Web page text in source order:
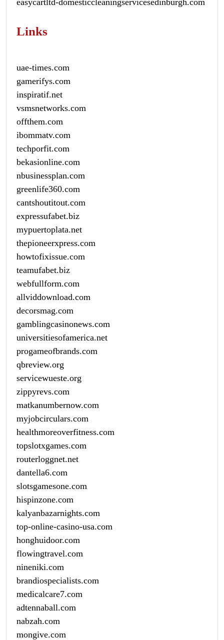
Links
uae-times.com
gamerifys.com
inspiratif.net
vsmsnetworks.com
offthem.com
ibommatv.com
techporfit.com
bekasionline.com
nbusinessplan.com
greenlife360.com
cantshoutitout.com
expressufabet.biz
mypuertoplata.net
thepioneerxpress.com
howtofixissue.com
teamufabet.biz
webfullform.com
allviddownload.com
decorsmag.com
gamblingcasinonews.com
universitiesofamerica.net
progameofbrands.com
qbreview.org
servicewueste.org
zippyrevs.com
matkanumbernow.com
myjobcirculars.com
healthmoreoverfitness.com
topslotxgames.com
routerloggnet.net
dantella6.com
slotsgamesone.com
hispinzone.com
kalyanbazarnights.com
top-online-casino-usa.com
honghuidoor.com
flowingtravel.com
nineniki.com
brandiospecialists.com
medicalcare7.com
adtennaball.com
nabzah.com
mongive.com